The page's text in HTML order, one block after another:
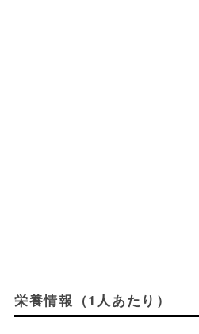
栄養情報（1人あたり）